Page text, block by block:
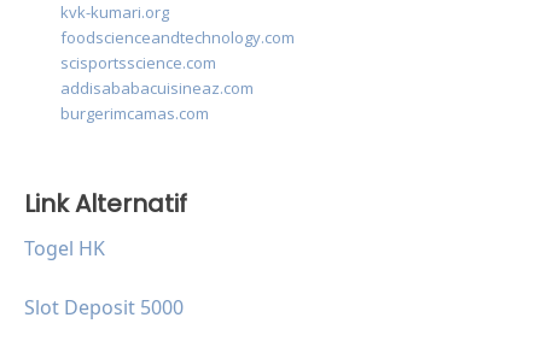
kvk-kumari.org
foodscienceandtechnology.com
scisportsscience.com
addisababacuisineaz.com
burgerimcamas.com
Link Alternatif
Togel HK
Slot Deposit 5000